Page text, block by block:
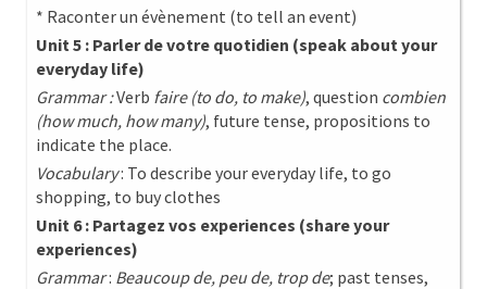
* Raconter un évènement (to tell an event)
Unit 5 : Parler de votre quotidien (speak about your
everyday life)
Grammar :Verb faire (to do, to make), question combien
(how much, how many), future tense, propositions to
indicate the place.
Vocabulary: To describe your everyday life, to go
shopping, to buy clothes
Unit 6 : Partagez vos experiences (share your
experiences)
Grammar: Beaucoup de, peu de, trop de; past tenses,